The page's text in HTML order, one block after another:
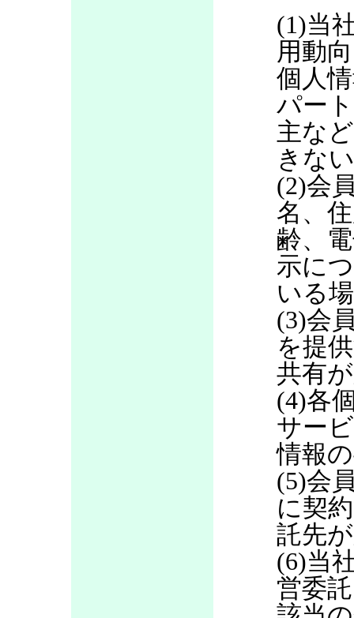
(1)当
用動
個人
パー
主な
きな
(2)会
名、
齢、
示に
いる
(3)会
を提
共有
(4)各
サー
情報
(5)会
に契
託先
(6)当
営委